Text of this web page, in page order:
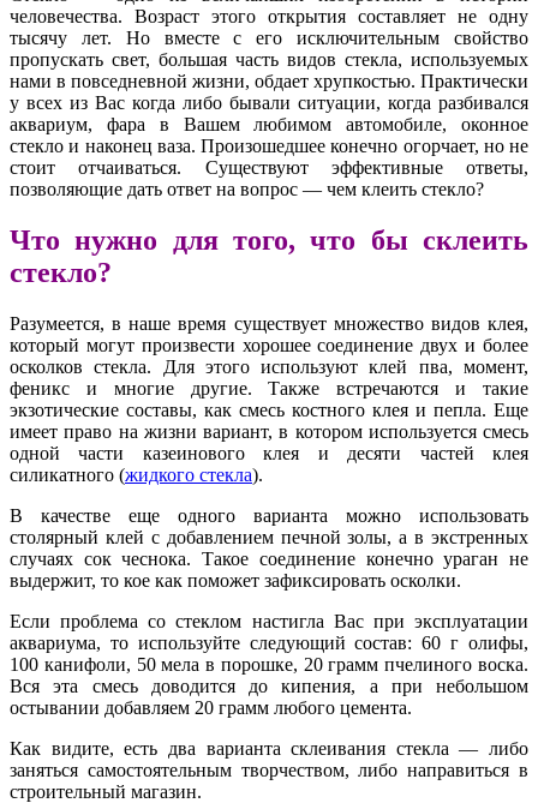
человечества. Возраст этого открытия составляет не одну
тысячу лет. Но вместе с его исключительным свойство
пропускать свет, большая часть видов стекла, используемых
нами в повседневной жизни, обдает хрупкостью. Практически
у всех из Вас когда либо бывали ситуации, когда разбивался
аквариум, фара в Вашем любимом автомобиле, оконное
стекло и наконец ваза. Произошедшее конечно огорчает, но не
стоит отчаиваться. Существуют эффективные ответы,
позволяющие дать ответ на вопрос — чем клеить стекло?
Что нужно для того, что бы склеить
стекло?
Разумеется, в наше время существует множество видов клея,
который могут произвести хорошее соединение двух и более
осколков стекла. Для этого используют клей пва, момент,
феникс и многие другие. Также встречаются и такие
экзотические составы, как смесь костного клея и пепла. Еще
имеет право на жизни вариант, в котором используется смесь
одной части казеинового клея и десяти частей клея
силикатного (жидкого стекла).
В качестве еще одного варианта можно использовать
столярный клей с добавлением печной золы, а в экстренных
случаях сок чеснока. Такое соединение конечно ураган не
выдержит, то кое как поможет зафиксировать осколки.
Если проблема со стеклом настигла Вас при эксплуатации
аквариума, то используйте следующий состав: 60 г олифы,
100 канифоли, 50 мела в порошке, 20 грамм пчелиного воска.
Вся эта смесь доводится до кипения, а при небольшом
остывании добавляем 20 грамм любого цемента.
Как видите, есть два варианта склеивания стекла — либо
заняться самостоятельным творчеством, либо направиться в
строительный магазин.